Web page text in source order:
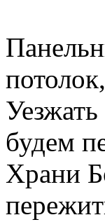
будем
Храни